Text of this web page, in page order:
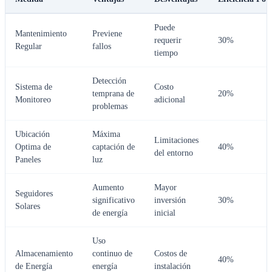
Mantenimiento
Regular
Previene
fallos
Puede
requerir
tiempo
30%
Sistema de
Monitoreo
Detección
temprana de
problemas
Costo
adicional
20%
Ubicación
Optima de
Paneles
Máxima
captación de
luz
Limitaciones
del entorno
40%
Seguidores
Solares
Aumento
significativo
de energía
Mayor
inversión
inicial
30%
Almacenamiento
de Energía
Uso
continuo de
energía
Costos de
instalación
40%